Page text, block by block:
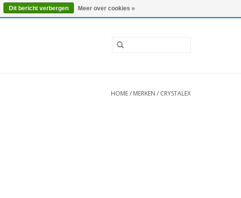
0 Artikelen - €0,00 Mijn account / Registreren
HOME/ MERKEN / CRYSTALEX
Dit bericht verbergen Meer over cookies »